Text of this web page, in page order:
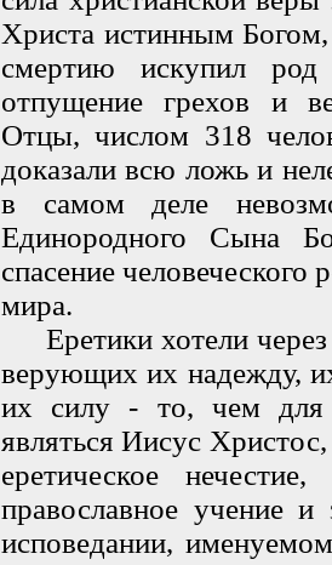
Христа истинным
смертию искупил род
отпущение грехов и
Отцы, числом 318
доказали всю ложь и
в самом деле
Единородного Сына
спасение человеческого
мира.
Еретики хотели через
верующих их надежду,
их силу - то, чем для
являться Иисус
еретическое
православное учение и
исповедании,